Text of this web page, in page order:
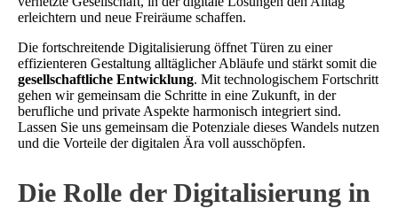
erleichtern und neue Freiräume schaffen.
Die fortschreitende Digitalisierung öffnet Türen zu einer
effizienteren Gestaltung alltäglicher Abläufe und stärkt somit die
gesellschaftliche Entwicklung. Mit technologischem Fortschritt
gehen wir gemeinsam die Schritte in eine Zukunft, in der
berufliche und private Aspekte harmonisch integriert sind.
Lassen Sie uns gemeinsam die Potenziale dieses Wandels nutzen
und die Vorteile der digitalen Ära voll ausschöpfen.
Die Rolle der Digitalisierung in